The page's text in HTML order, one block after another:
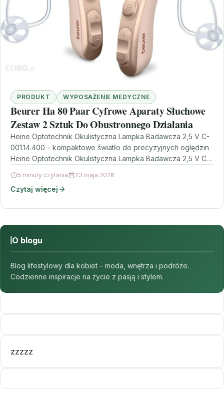
PRODUKT WYPOSAŻENIE MEDYCZNE
Beurer Ha 80 Paar Cyfrowe Aparaty Słuchowe
Zestaw 2 Sztuk Do Obustronnego Działania
Heine Optotechnik Okulistyczna Lampka Badawcza 2,5 V C-
001.14.400 – kompaktowe światło do precyzyjnych oględzin
Heine Optotechnik Okulistyczna Lampka Badawcza 2,5 V C-
5 minuty czytania 23 maja 2026
Czytaj więcej
O blogu
Blog lifestylowy dla kobiet – moda, wnętrza i podróże.
Codzienne inspiracje na życie z pasją i stylem.
zzzzz